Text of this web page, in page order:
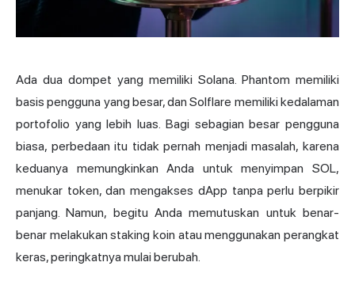
Ada dua dompet yang memiliki Solana. Phantom memiliki
basis pengguna yang besar, dan Solflare memiliki kedalaman
portofolio yang lebih luas. Bagi sebagian besar pengguna
biasa, perbedaan itu tidak pernah menjadi masalah, karena
keduanya memungkinkan Anda untuk menyimpan SOL,
menukar token, dan mengakses dApp tanpa perlu berpikir
panjang. Namun, begitu Anda memutuskan untuk benar-
benar melakukan staking koin atau menggunakan perangkat
keras, peringkatnya mulai berubah.